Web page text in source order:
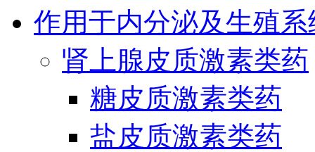
作用于内分泌及生殖
肾上腺皮质激素类药
糖皮质激素类药
盐皮质激素类药